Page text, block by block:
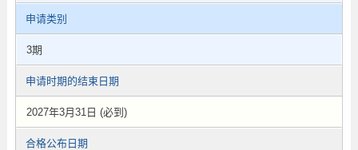
申请类别
3期
申请时期的结束日期
2027年3月31日 (必到)
合格公布日期